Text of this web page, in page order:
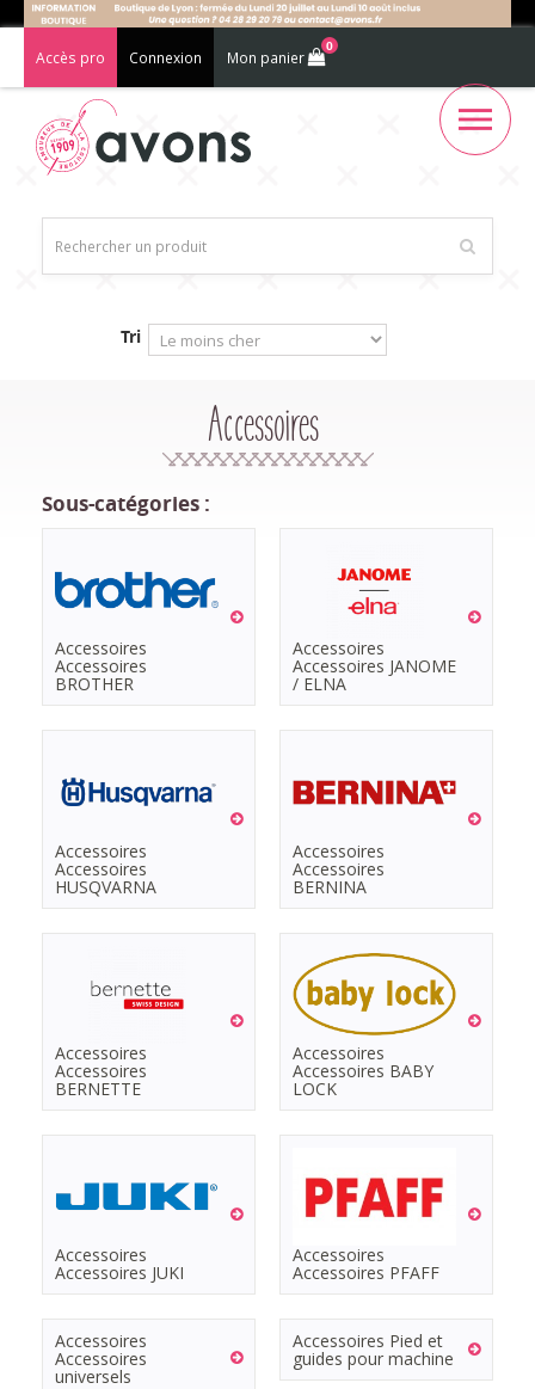
Accès pro Connexion Mon panier
0
Tri
Accessoires
Sous-catégories :
Accessoires
Accessoires
BROTHER
Accessoires
Accessoires JANOME
/ ELNA
Accessoires
Accessoires
HUSQVARNA
Accessoires
Accessoires
BERNINA
Accessoires
Accessoires
BERNETTE
Accessoires
Accessoires BABY
LOCK
Accessoires
Accessoires JUKI
Accessoires
Accessoires PFAFF
Accessoires
Accessoires
universels
Accessoires Pied et
guides pour machine